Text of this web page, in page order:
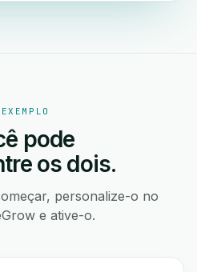
pode
os dois.
personalize-o no
e ative-o.